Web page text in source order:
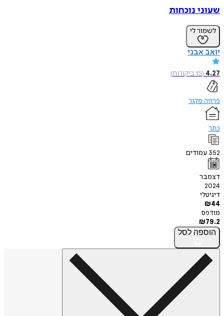
שעוני נוכחות
לשמור לי
יואב אבני
4.27
(
15ביקורות)
פרוזה מקור
כתר
352 עמודים
דצמבר
2024
דיגיטלי
₪44
מודפס
₪79.2
הוספה לסל